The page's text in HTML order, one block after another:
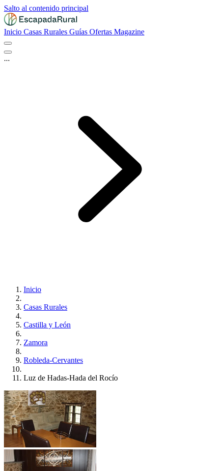
Salto al contenido principal
Inicio Casas Rurales Guías Ofertas Magazine
...
Inicio
Casas Rurales
Castilla y León
Zamora
Robleda-Cervantes
Luz de Hadas-Hada del Rocío